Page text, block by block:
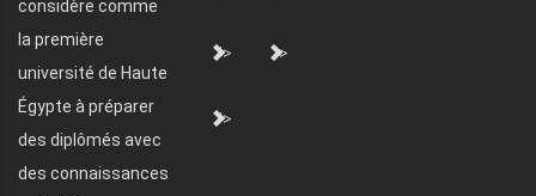
considère comme
la première
université de Haute
Égypte à préparer
des diplômés avec
des connaissances
"> ">
">